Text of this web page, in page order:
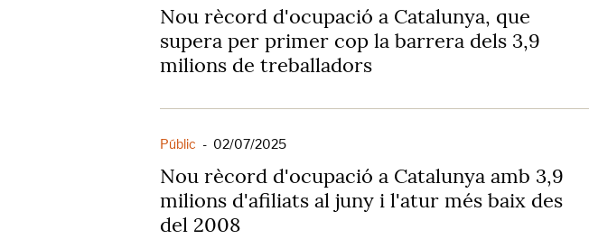
Nou rècord d'ocupació a Catalunya, que
supera per primer cop la barrera dels 3,9
milions de treballadors
Públic - 02/07/2025
Nou rècord d'ocupació a Catalunya amb 3,9
milions d'afiliats al juny i l'atur més baix des
del 2008